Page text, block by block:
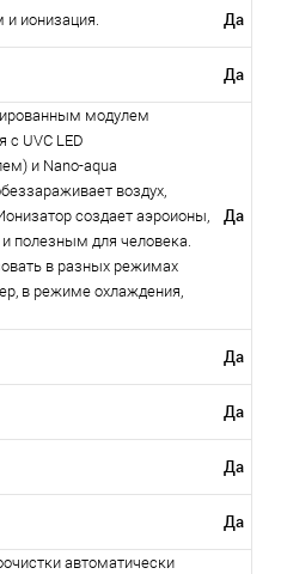
и ионизация. Да
Да
модулем
с UVC LED
и Nano-aqua
воздух,
создает аэроионы,
полезным для человека.
в разных режимах
в режиме охлаждения,
Да
Да
Да
Да
Да
автоматически